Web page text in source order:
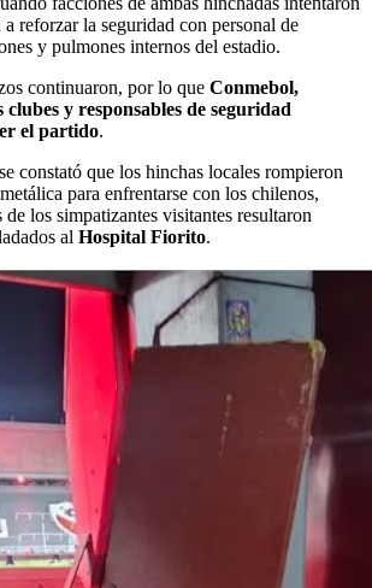
reforzar la seguridad con personal de
y pulmones internos del estadio.
continuaron, por lo que Conmebol,
clubes y responsables de seguridad
el partido.
constató que los hinchas locales rompieron
para enfrentarse con los chilenos,
los simpatizantes visitantes resultaron
al Hospital Fiorito.